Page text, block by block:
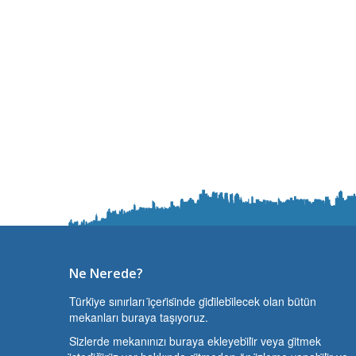
Ne Nerede?
Türki̇ye sınırları i̇çeri̇si̇nde gi̇di̇lebi̇lecek olan bütün
mekanları buraya taşıyoruz.
Si̇zlerde mekanınızı buraya ekleyebi̇li̇r veya gi̇tmek